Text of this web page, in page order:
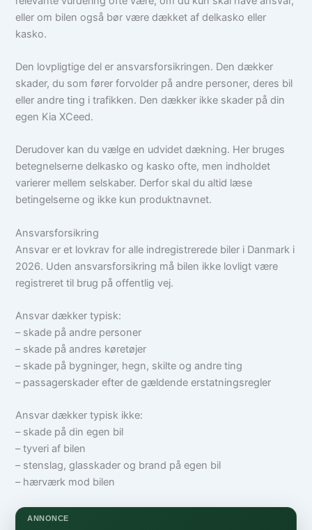
eller om bilen også bør være dækket af delkasko eller
kasko.
Den lovpligtige del er ansvarsforsikringen. Den dækker
skader, du som fører forvolder på andre personer, deres bil
eller andre ting i trafikken. Den dækker ikke skader på din
egen Kia XCeed.
Derudover kan du vælge en udvidet dækning. Her bruges
betegnelserne delkasko og kasko ofte, men indholdet
varierer mellem selskaber. Derfor skal du altid læse
betingelserne og ikke kun produktnavnet.
Ansvarsforsikring
Ansvar er et lovkrav for alle indregistrerede biler i Danmark i
2026. Uden ansvarsforsikring må bilen ikke lovligt være
registreret til brug på offentlig vej.
Ansvar dækker typisk:
– skade på andre personer
– skade på andres køretøjer
– skade på bygninger, hegn, skilte og andre ting
– passagerskader efter de gældende erstatningsregler
Ansvar dækker typisk ikke:
– skade på din egen bil
– tyveri af bilen
– stenslag, glasskader og brand på egen bil
– hærværk mod bilen
ANNONCE